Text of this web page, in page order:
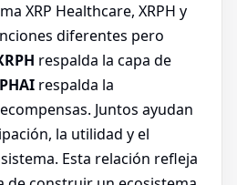
XRP Healthcare, XRPH y
diferentes pero
respalda la capa de
respalda la
Juntos ayudan
la utilidad y el
Esta relación refleja